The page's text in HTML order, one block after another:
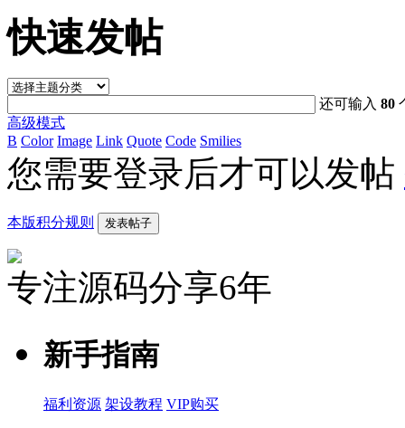
快速发帖
还可输入80
高级模式
B Color Image Link Quote Code Smilies
您需要登录后才可以发帖
本版积分规则 发表帖子
专注源码分享6年
新手指南
福利资源 架设教程 VIP购买